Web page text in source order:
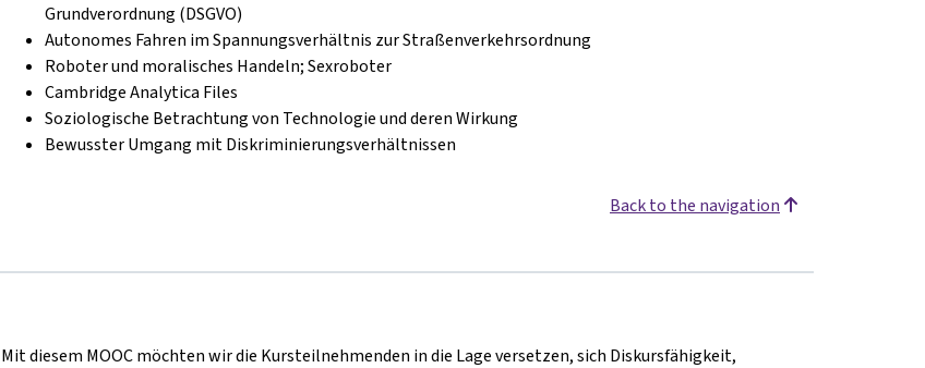
Grundverordnung (DSGVO)
Autonomes Fahren im Spannungsverhältnis zur Straßenverkehrsordnung
Roboter und moralisches Handeln; Sexroboter
Cambridge Analytica Files
Soziologische Betrachtung von Technologie und deren Wirkung
Bewusster Umgang mit Diskriminierungsverhältnissen
Back to the navigation
Mit diesem MOOC möchten wir die Kursteilnehmenden in die Lage versetzen, sich Diskursfähigkeit,